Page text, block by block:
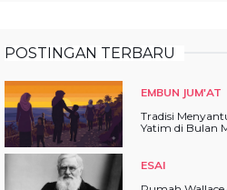
POSTINGAN TERBARU
EMBUN JUM'AT
Tradisi
Yatim di Bulan
ESAI